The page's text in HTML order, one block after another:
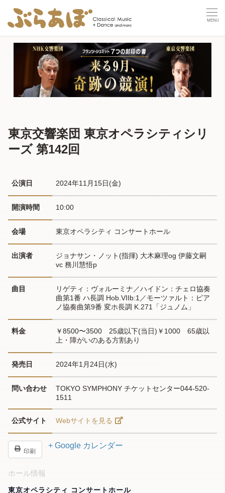
東京交響楽団 東京オペラシティシリ
ーズ 第142回
公演日 2024年11月15日(金)
開演時間 10:00
会場 東京オペラシティ コンサートホール
出演者
ジョナサン・ノット(指揮) 大木麻理og 伊藤文嗣
vc 務川慧悟p
曲目
リゲティ：ヴォルーミナ／ハイドン：チェロ協奏
曲第1番 ハ長調 Hob.VIIb:1／モーツァルト：ピア
ノ協奏曲第9番 変ホ長調 K.271「ジュノム」
料金
￥8500〜3500　25歳以下(当日)￥1000　65歳以
上・障がいのある方割あり
発売日 2024年1月24日(水)
問い合わせ
TOKYO SYMPHONY チケットセンター044-520-
1511
公式サイト Webサイトを見る
印刷
+ Google カレンダー
ホール情報
東京オペラシティ コンサートホール